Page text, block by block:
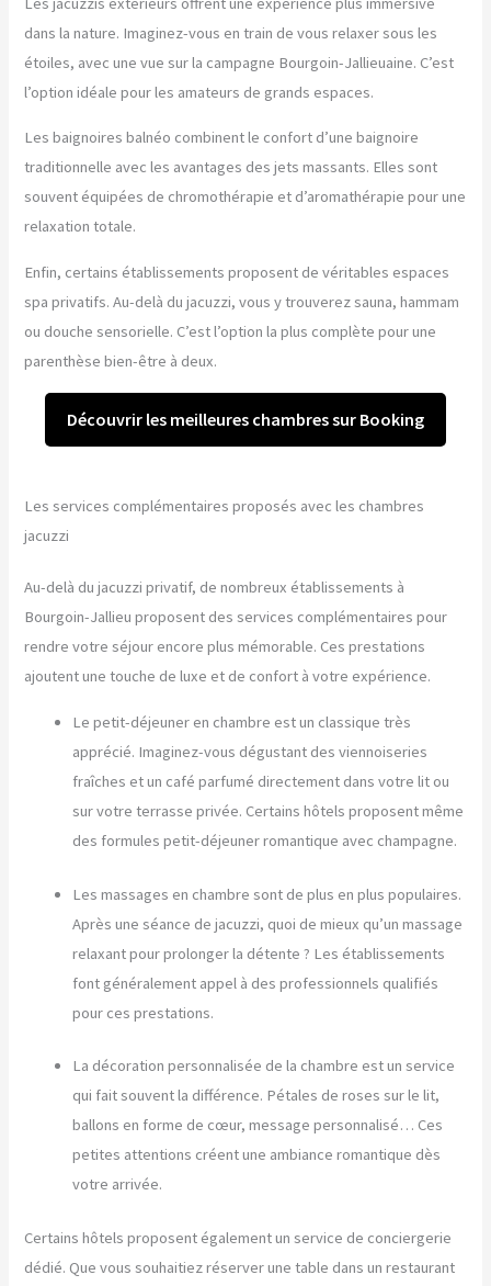
dans la nature. Imaginez-vous en train de vous relaxer sous les
étoiles, avec une vue sur la campagne Bourgoin-Jallieuaine. C’est
l’option idéale pour les amateurs de grands espaces.
Les baignoires balnéo combinent le confort d’une baignoire
traditionnelle avec les avantages des jets massants. Elles sont
souvent équipées de chromothérapie et d’aromathérapie pour une
relaxation totale.
Enfin, certains établissements proposent de véritables espaces
spa privatifs. Au-delà du jacuzzi, vous y trouverez sauna, hammam
ou douche sensorielle. C’est l’option la plus complète pour une
parenthèse bien-être à deux.
Découvrir les meilleures chambres sur Booking
Les services complémentaires proposés avec les chambres
jacuzzi
Au-delà du jacuzzi privatif, de nombreux établissements à
Bourgoin-Jallieu proposent des services complémentaires pour
rendre votre séjour encore plus mémorable. Ces prestations
ajoutent une touche de luxe et de confort à votre expérience.
Le petit-déjeuner en chambre est un classique très
apprécié. Imaginez-vous dégustant des viennoiseries
fraîches et un café parfumé directement dans votre lit ou
sur votre terrasse privée. Certains hôtels proposent même
des formules petit-déjeuner romantique avec champagne.
Les massages en chambre sont de plus en plus populaires.
Après une séance de jacuzzi, quoi de mieux qu’un massage
relaxant pour prolonger la détente ? Les établissements
font généralement appel à des professionnels qualifiés
pour ces prestations.
La décoration personnalisée de la chambre est un service
qui fait souvent la différence. Pétales de roses sur le lit,
ballons en forme de cœur, message personnalisé… Ces
petites attentions créent une ambiance romantique dès
votre arrivée.
Certains hôtels proposent également un service de conciergerie
dédié. Que vous souhaitiez réserver une table dans un restaurant